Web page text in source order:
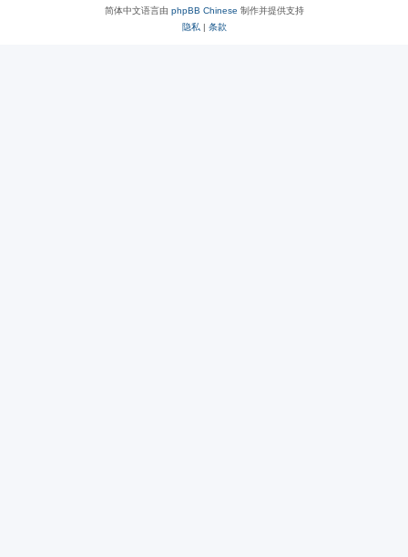
简体中文语言由 phpBB Chinese 制作并提供支持
隐私 | 条款